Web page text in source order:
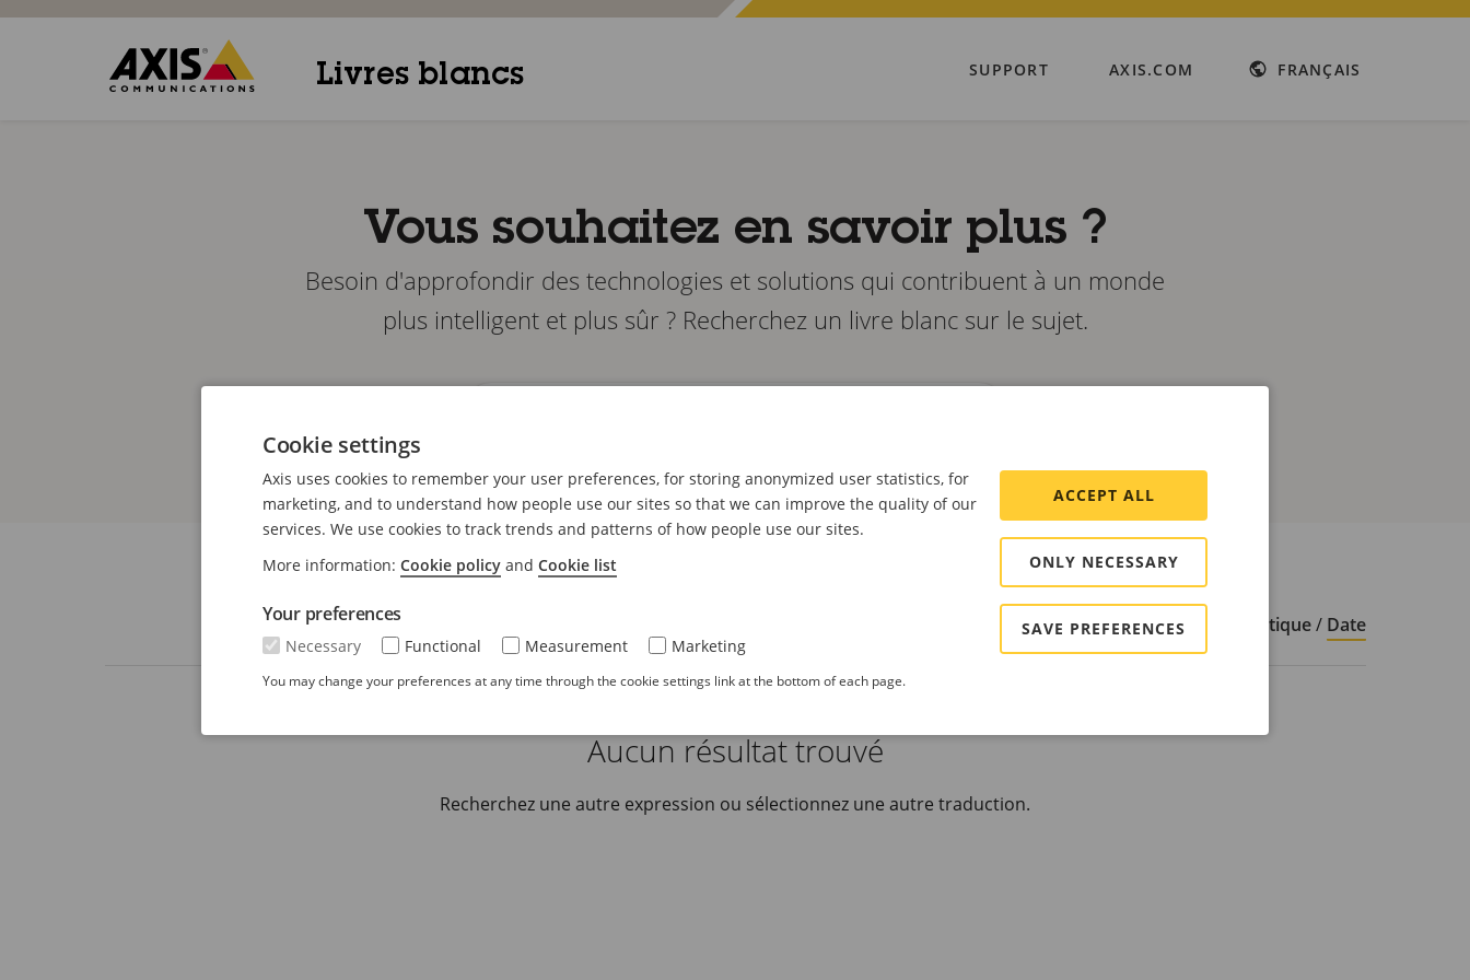
Livres blancs SUPPORT AXIS.COM FRANÇAIS
Vous souhaitez en savoir plus ?
Besoin d'approfondir des technologies et solutions qui contribuent à un monde
plus intelligent et plus sûr ? Recherchez un livre blanc sur le sujet.
Trier par Ordre alphabétique / Date
Aucun résultat trouvé
Recherchez une autre expression ou sélectionnez une autre traduction.
Cookie settings
Axis uses cookies to remember your user preferences, for storing anonymized user statistics, for
marketing, and to understand how people use our sites so that we can improve the quality of our
services. We use cookies to track trends and patterns of how people use our sites.
More information: Cookie policy and Cookie list
Your preferences
Necessary Functional Measurement Marketing
You may change your preferences at any time through the cookie settings link at the bottom of each page.
ACCEPT ALL
ONLY NECESSARY
SAVE PREFERENCES